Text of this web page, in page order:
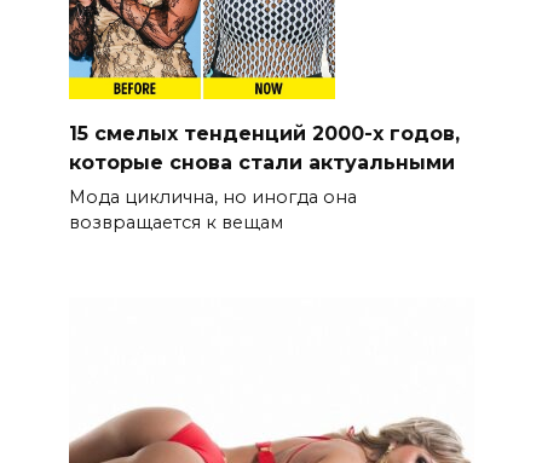
15 смелых тенденций 2000-х годов,
которые снова стали актуальными
Мода циклична, но иногда она
возвращается к вещам